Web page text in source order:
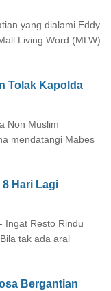
yang dialami Eddy
Living Word (MLW)
Tolak Kapolda
Non Muslim
mendatangi Mabes
Hari Lagi
Ingat Resto Rindu
tak ada aral
Bergantian